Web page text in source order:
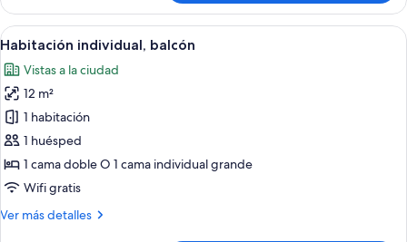
Single
Room
Abrir
todas
las
fotos
de
Habitación
individual,
balcón
Una habitación de hotel con cama,
4
Habitación individual, balcón
Vistas a la ciudad
12 m²
1 habitación
1 huésped
1 cama doble O 1 cama individual grande
Wifi gratis
Ver más detalles
Más